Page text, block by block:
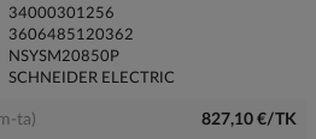
34000301256
3606485120362
NSYSM20850P
SCHNEIDER ELECTRIC
ta) 827,10 €/TK